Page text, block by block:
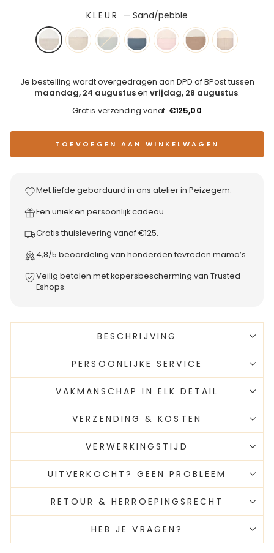
KLEUR —Sand/pebble
Je bestelling wordt overgedragen aan DPD of BPost tussen
maandag, 24 augustusen vrijdag, 28 augustus.
Gratis verzending vanaf €125,00
TOEVOEGEN AAN WINKELWAGEN
Met liefde geborduurd in ons atelier in Peizegem.
Een uniek en persoonlijk cadeau.
Gratis thuislevering vanaf €125.
4,8/5 beoordeling van honderden tevreden mama’s.
Veilig betalen met kopersbescherming van Trusted
Eshops.
BESCHRIJVING
PERSOONLIJKE SERVICE
VAKMANSCHAP IN ELK DETAIL
VERZENDING & KOSTEN
VERWERKINGSTIJD
UITVERKOCHT? GEEN PROBLEEM
RETOUR & HERROEPINGSRECHT
HEB JE VRAGEN?